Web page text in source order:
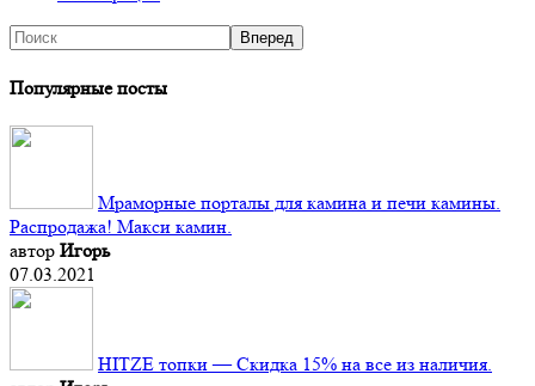
Популярные посты
Мраморные порталы для камина и печи камины.
Распродажа! Макси камин.
автор Игорь
07.03.2021
HITZE топки — Скидка 15% на все из наличия.